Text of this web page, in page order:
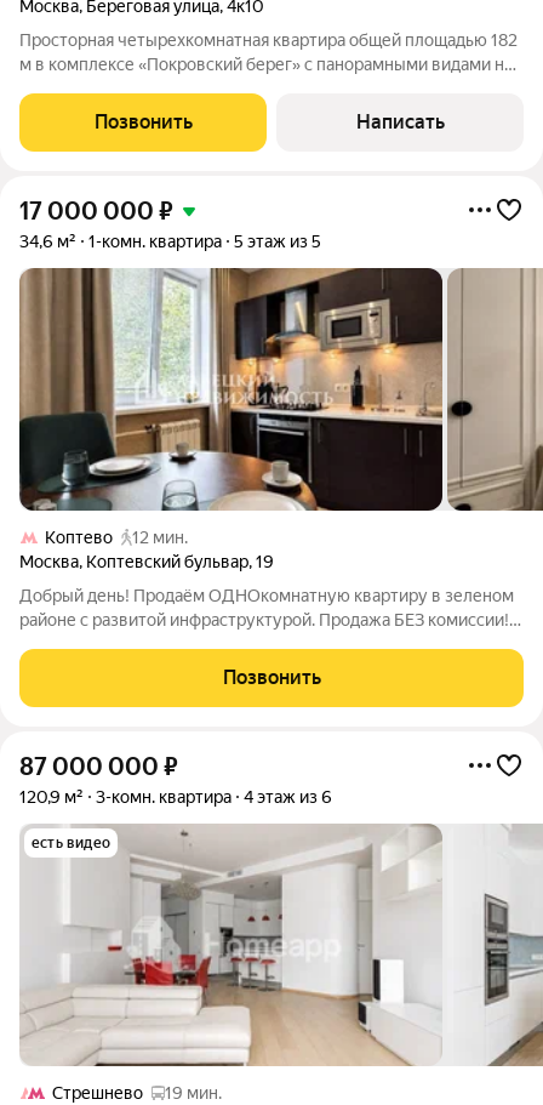
Москва, Береговая улица,4к10
Просторная четырехкомнатная квартира общей площадью 182
м в комплексе «Покровский берег» c панорамными видами на
этаже. Выполнена дизайнерская отделка в классическом
стиле. Высокие потолки,
Позвонить Написать
17 000 000 ₽
34,6 м² 1-комн. квартира 5 этаж из 5
Коптево
12 мин.
Москва, Коптевский бульвар,19
Добрый день! Продаём ОДНОкомнатную квартиру в зеленом
районе с развитой инфраструктурой. Продажа БЕЗ комиссии!
ДОКУМЕНТЫ: ДВА СОВЕРШЕННОЛЕТНИХ собственника, НЕ
ИСПОЛЬЗОВАЛСЯ мат. капитал, БЕЗ
Позвонить
87 000 000 ₽
120,9 м² 3-комн. квартира 4 этаж из 6
есть видео
Стрешнево
19 мин.